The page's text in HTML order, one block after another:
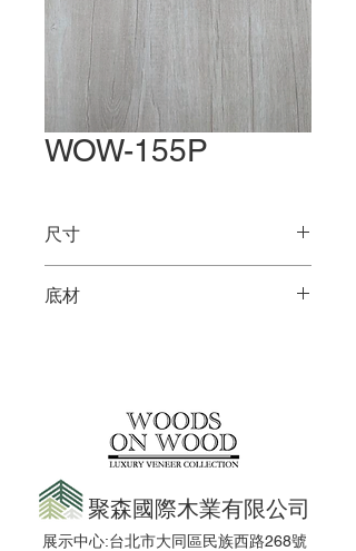
WOW-155P
尺寸
底材
聚森國際木業有限公司
展示中心:台北市大同區民族西路268號